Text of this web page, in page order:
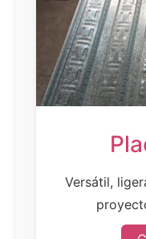
Versátil,